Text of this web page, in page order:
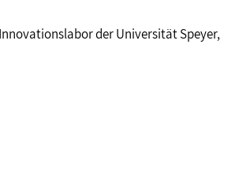
der Universität Speyer,